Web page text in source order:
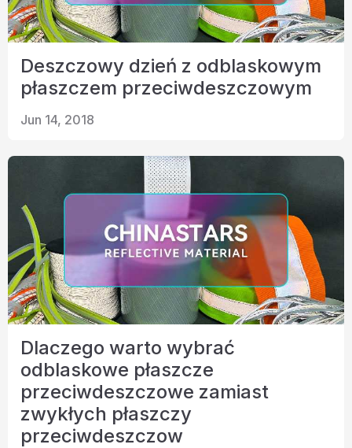
Deszczowy dzień z odblaskowym
płaszczem przeciwdeszczowym
Jun 14, 2018
Dlaczego warto wybrać
odblaskowe płaszcze
przeciwdeszczowe zamiast
zwykłych płaszczy
przeciwdeszczow